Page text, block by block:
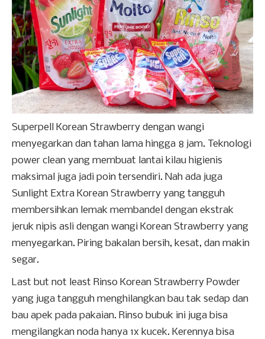
Superpell Korean Strawberry dengan wangi
menyegarkan dan tahan lama hingga 8 jam. Teknologi
power clean yang membuat lantai kilau higienis
maksimal juga jadi poin tersendiri. Nah ada juga
Sunlight Extra Korean Strawberry yang tangguh
membersihkan lemak membandel dengan ekstrak
jeruk nipis asli dengan wangi Korean Strawberry yang
menyegarkan. Piring bakalan bersih, kesat, dan makin
segar.
Last but not least Rinso Korean Strawberry Powder
yang juga tangguh menghilangkan bau tak sedap dan
bau apek pada pakaian. Rinso bubuk ini juga bisa
mengilangkan noda hanya 1x kucek. Kerennya bisa